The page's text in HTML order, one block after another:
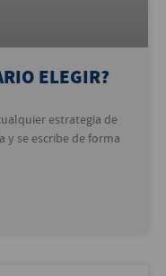
ELEGIR?
estrategia de
y se escribe de forma